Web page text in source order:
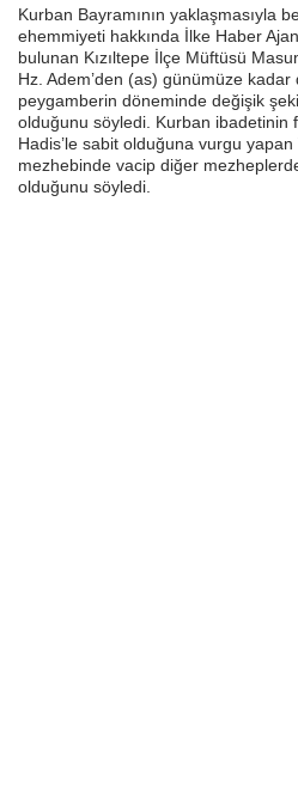
Kurban Bayramının yaklaşmasıyla
ehemmiyeti hakkında İlke Haber
bulunan Kızıltepe İlçe Müftüsü
Hz. Adem’den (as) günümüze
peygamberin döneminde değişik
olduğunu söyledi. Kurban ibadetinin
Hadis’le sabit olduğuna vurgu yapan
mezhebinde vacip diğer
olduğunu söyledi.